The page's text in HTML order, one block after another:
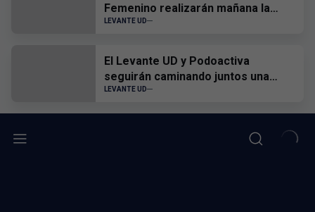
Femenino realizarán mañana la
tradicional ofrenda floral a la
LEVANTE UD
El Levante UD y Podoactiva
seguirán caminando juntos una
nueva temporada
LEVANTE UD